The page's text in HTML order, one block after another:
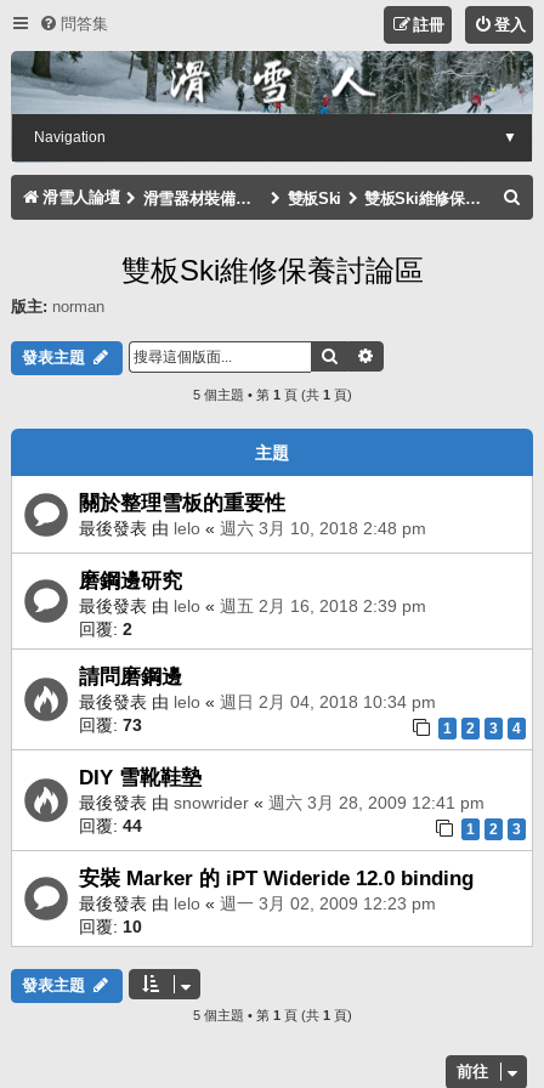
問答集 登入
註冊
Navigation ▼
滑雪人論壇 滑雪器材裝備討論區 雙板Ski 雙板Ski維修保養討論區
雙板Ski維修保養討論區
版主: norman
發表主題 搜尋
5 個主題 • 第 1 頁 (共 1 頁)
主題
關於整理雪板的重要性
最後發表 由 lelo « 週六 3月 10, 2018 2:48 pm
磨鋼邊研究
最後發表 由 lelo « 週五 2月 16, 2018 2:39 pm
回覆: 2
請問磨鋼邊
最後發表 由 lelo « 週日 2月 04, 2018 10:34 pm
回覆: 73 1 2 3 4
DIY 雪靴鞋墊
最後發表 由 snowrider « 週六 3月 28, 2009 12:41 pm
回覆: 44 1 2 3
安裝 Marker 的 iPT Wideride 12.0 binding
最後發表 由 lelo « 週一 3月 02, 2009 12:23 pm
回覆: 10
發表主題
5 個主題 • 第 1 頁 (共 1 頁)
前往